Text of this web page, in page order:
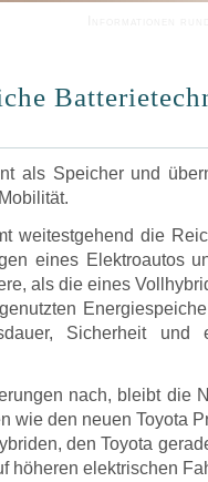
als Speicher und
weitestgehend die
eines Elektroautos
als die eines
Sicherheit und
nach, bleibt die
wie den neuen Toyota
den Toyota
höheren elektrischen